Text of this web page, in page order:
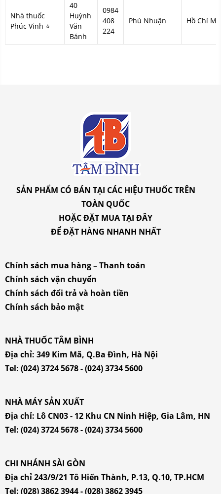
Nhà thuốc
Phúc Vinh ⭐
40
Huỳnh
Văn
Bánh
0984
408
224
Phú Nhuận Hồ Chí
SẢN PHẨM CÓ BÁN TẠI CÁC HIỆU THUỐC TRÊN
TOÀN QUỐC
HOẶC ĐẶT MUATẠI ĐÂY
ĐỂ ĐẶT HÀNG NHANH NHẤT
NHÀ THUỐC TÂM BÌNH
Địa chỉ: 349 Kim Mã, Q.Ba Đình, Hà Nội
Tel: (024) 3724 5678-(024) 3734 5600
Chính sách mua hàng – Thanh toán
Chính sách vận chuyển
Chính sách đổi trả và hoàn tiền
Chính sách bảo mật
NHÀ MÁY SẢN XUẤT
Địa chỉ: Lô CN03 - 12 Khu CN Ninh Hiệp, Gia Lâm, HN
Tel: (024) 3724 5678-(024) 3734 5600
CHI NHÁNH SÀI GÒN
Địa chỉ 243/9/21 Tô Hiến Thành, P.13, Q.10, TP.HCM
Tel: (028) 3862 3944-(028) 3862 3945